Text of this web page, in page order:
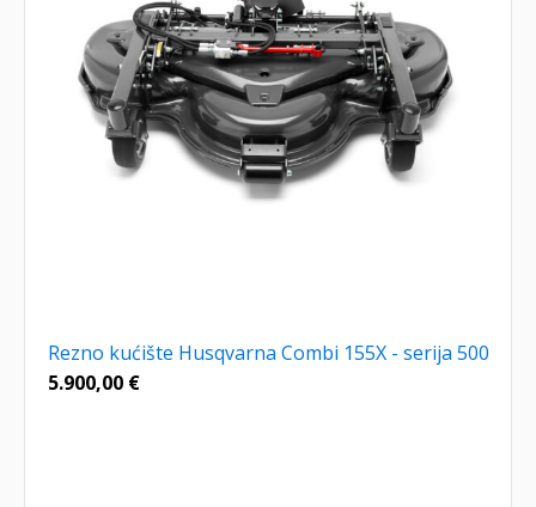
Rezno kućište Husqvarna Combi 155X - serija 500
5.900,00 €